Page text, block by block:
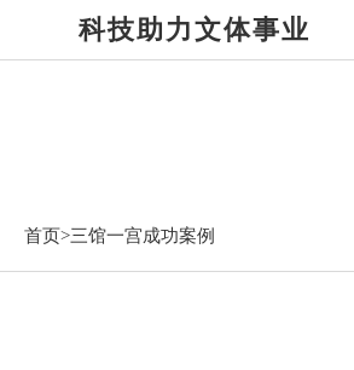
科技助力文体事业
首页>三馆一宫成功案例